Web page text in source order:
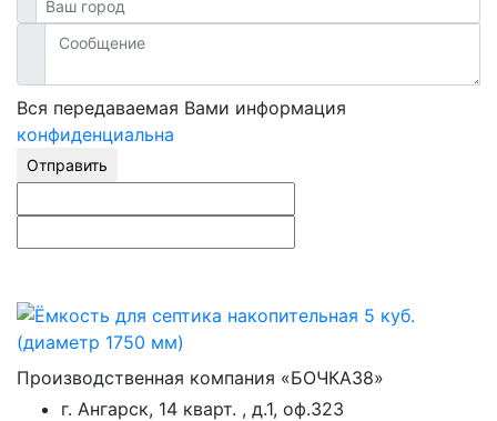
Вся передаваемая Вами информация
конфиденциальна
Отправить
Производственная компания «БОЧКА38»
г. Ангарск, 14 кварт. , д.1, оф.323